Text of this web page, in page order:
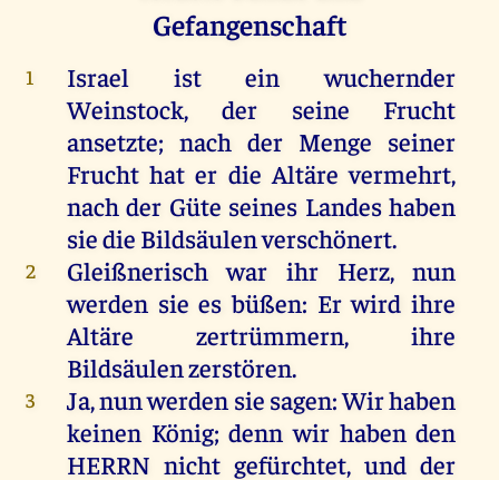
Gefangenschaft
1 Israel ist ein wuchernder
Weinstock,der seine
Frucht
ansetzte; nach der Menge seiner
Frucht hat er die Altäre vermehrt,
nach der Güte seines Landes haben
siedie Bildsäulenverschönert.
2 Gleißnerischwar ihr Herz,nun
werden sie es büßen: Er wird ihre
Altäre zertrümmern,ihre
Bildsäulenzerstören.
3 Ja,nunwerden sie sagen:Wirhaben
keinen König;denn wir haben den
HERRN nicht gefürchtet,und der